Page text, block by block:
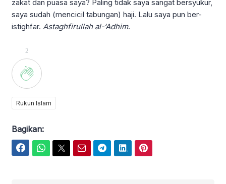
zakat dan puasa saya? Paling tidak saya sangat bersyukur,
saya sudah (mencicil tabungan) haji. Lalu saya pun ber-
istighfar. Astaghfirullah al-‘Adhim.
2
Rukun Islam
Bagikan: